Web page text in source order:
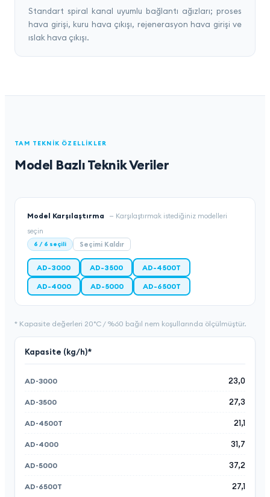
Standart spiral kanal uyumlu bağlantı ağızları; proses
hava girişi, kuru hava çıkışı, rejenerasyon hava girişi ve
ıslak hava çıkışı.
TAM TEKNIK ÖZELLIKLER
Model Bazlı Teknik Veriler
Model Karşılaştırma — Karşılaştırmak istediğiniz modelleri
seçin
6 / 6 seçili Seçimi Kaldır
AD-3000 AD-3500 AD-4500T
AD-4000 AD-5000 AD-6500T
* Kapasite değerleri 20°C / %60 bağıl nem koşullarında ölçülmüştür.
Kapasite (kg/h)*
23,0
27,3
21,1
31,7
37,2
27,1